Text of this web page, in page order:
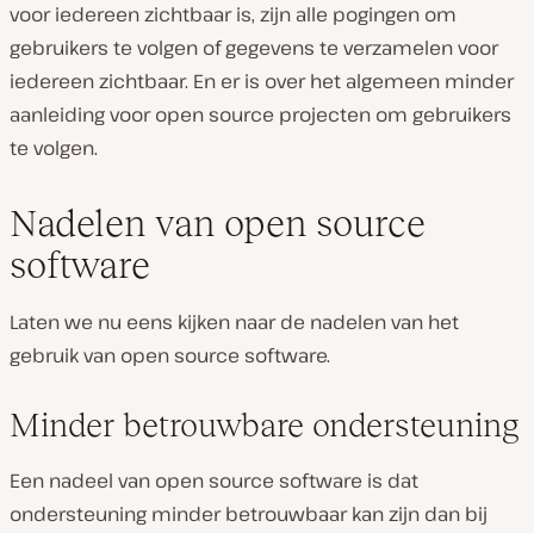
voor iedereen zichtbaar is, zijn alle pogingen om
gebruikers te volgen of gegevens te verzamelen voor
iedereen zichtbaar. En er is over het algemeen minder
aanleiding voor open source projecten om gebruikers
te volgen.
Nadelen van open source
software
Laten we nu eens kijken naar de nadelen van het
gebruik van open source software.
Minder betrouwbare ondersteuning
Een nadeel van open source software is dat
ondersteuning minder betrouwbaar kan zijn dan bij